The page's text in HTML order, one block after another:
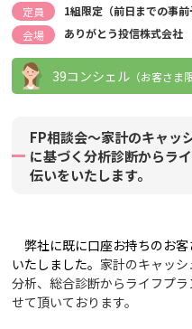
定員
1組限定（前日までの事
会場
ありがとう投信株式会
39コンシェル （お客さま
FP相談会～家計のキャッ
に基づく分析診断からラ
伝いをいたします。
弊社に既に口座お持ちのお
いたしました。 家計のキャッ
分析、総合診断からライフプ
せて頂いております。